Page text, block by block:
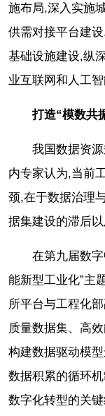
施布局,深入实施
供需对接平台建
基础设施建设,纵
业互联网和人工智
打造“模数共
我国数据资
内专家认为,当前
颈,在于数据治理
据集建设的滞后以
在第九届数
能新型工业化”主
所平台与工程化
质量数据集、高
构建数据驱动模
数据积累的循环
数字化转型的关